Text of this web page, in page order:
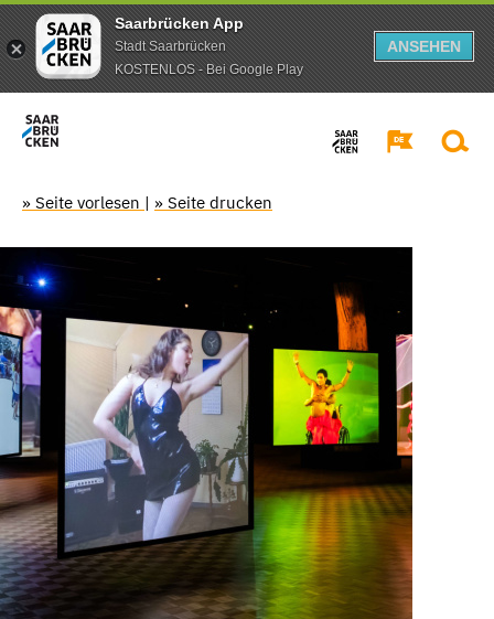
Saarbrücken App
Stadt Saarbrücken
KOSTENLOS - Bei Google Play
ANSEHEN
» Seite vorlesen | » Seite drucken